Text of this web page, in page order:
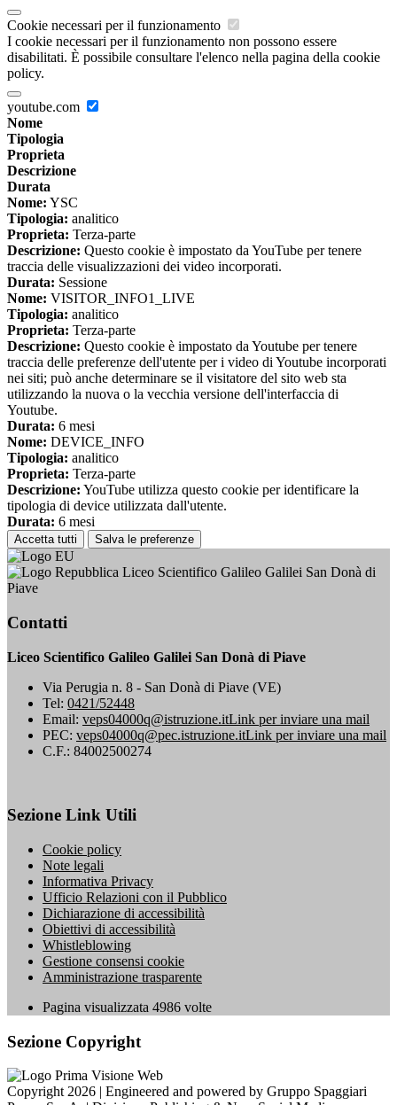
Cookie necessari per il funzionamento
I cookie necessari per il funzionamento non possono essere
disabilitati. È possibile consultare l'elenco nella pagina della cookie
policy.
youtube.com
Nome
Tipologia
Proprieta
Descrizione
Durata
Nome: YSC
Tipologia: analitico
Proprieta: Terza-parte
Descrizione: Questo cookie è impostato da YouTube per tenere
traccia delle visualizzazioni dei video incorporati.
Durata: Sessione
Nome: VISITOR_INFO1_LIVE
Tipologia: analitico
Proprieta: Terza-parte
Descrizione: Questo cookie è impostato da Youtube per tenere
traccia delle preferenze dell'utente per i video di Youtube incorporati
nei siti; può anche determinare se il visitatore del sito web sta
utilizzando la nuova o la vecchia versione dell'interfaccia di
Youtube.
Durata: 6 mesi
Nome: DEVICE_INFO
Tipologia: analitico
Proprieta: Terza-parte
Descrizione: YouTube utilizza questo cookie per identificare la
tipologia di device utilizzata dall'utente.
Durata: 6 mesi
Accetta tutti Salva le preferenze
Liceo Scientifico Galileo Galilei San Donà di
Piave
Contatti
Liceo Scientifico Galileo Galilei San Donà di Piave
Via Perugia n. 8 - San Donà di Piave (VE)
Tel: 0421/52448
Email: veps04000q@istruzione.itLink per inviare una mail
PEC: veps04000q@pec.istruzione.itLink per inviare una mail
C.F.: 84002500274
Sezione Link Utili
Cookie policy
Note legali
Informativa Privacy
Ufficio Relazioni con il Pubblico
Dichiarazione di accessibilità
Obiettivi di accessibilità
Whistleblowing
Gestione consensi cookie
Amministrazione trasparente
Pagina visualizzata 4986 volte
Sezione Copyright
Copyright 2026 | Engineered and powered by Gruppo Spaggiari